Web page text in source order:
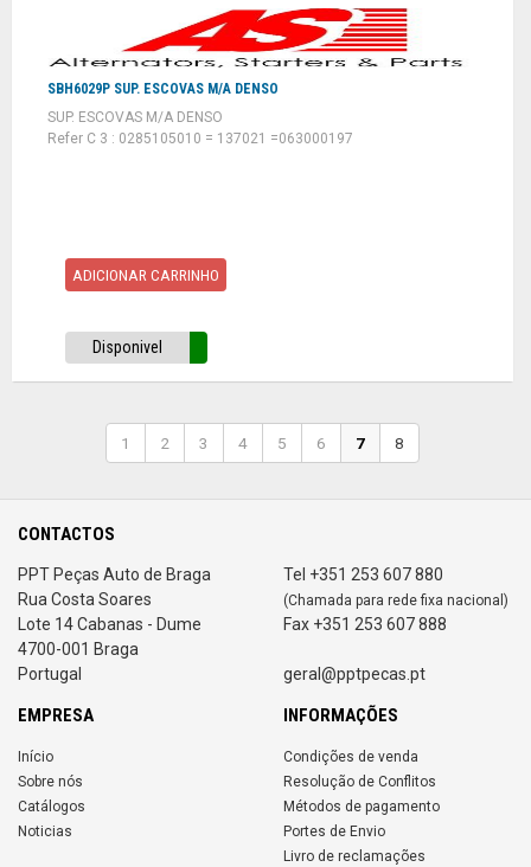
SBH6029P SUP. ESCOVAS M/A DENSO
SUP. ESCOVAS M/A DENSO
Refer C 3 : 0285105010 = 137021 =063000197
ADICIONAR CARRINHO
Disponivel
1 2 3 4 5 6 7 8
CONTACTOS
PPT Peças Auto de Braga
Rua Costa Soares
Lote 14 Cabanas - Dume
4700-001 Braga
Portugal
Tel +351 253 607 880
(Chamada para rede fixa nacional)
Fax +351 253 607 888
geral@pptpecas.pt
EMPRESA
Início
Sobre nós
Catálogos
Noticias
INFORMAÇÕES
Condições de venda
Resolução de Conflitos
Métodos de pagamento
Portes de Envio
Livro de reclamações